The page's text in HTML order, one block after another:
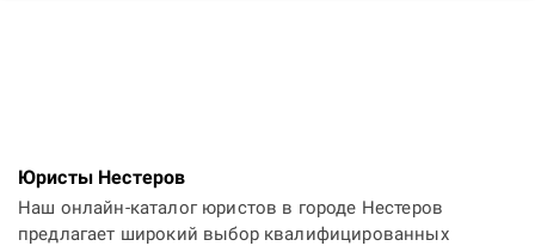
Юристы Нестеров
Наш онлайн-каталог юристов в городе Нестеров
предлагает широкий выбор квалифицированных